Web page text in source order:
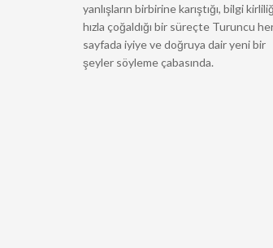
yanlışların birbirine karıştığı, bilgi
hızla çoğaldığı bir süreçte Turuncu
sayfada iyiye ve doğruya dair yeni bir
şeyler söyleme çabasında.